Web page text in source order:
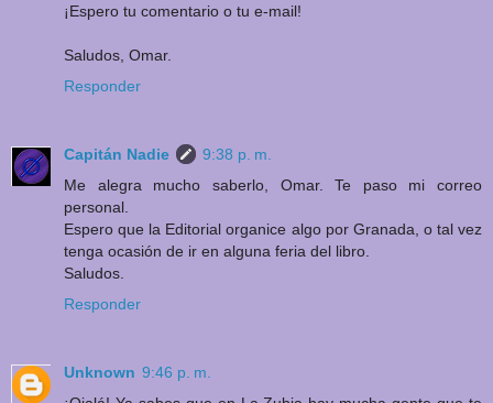
¡Espero tu comentario o tu e-mail!
Saludos, Omar.
Responder
Capitán Nadie
9:38 p. m.
Me alegra mucho saberlo, Omar. Te paso mi correo
personal.
Espero que la Editorial organice algo por Granada, o tal vez
tenga ocasión de ir en alguna feria del libro.
Saludos.
Responder
Unknown 9:46 p. m.